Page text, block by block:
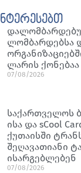
ლომბარდებსა
ლარის
07/08/2026
საქართველოს
ისა და sCool
ქუთაისში
შეღავათიანი
ისარგებლებენ
07/08/2026